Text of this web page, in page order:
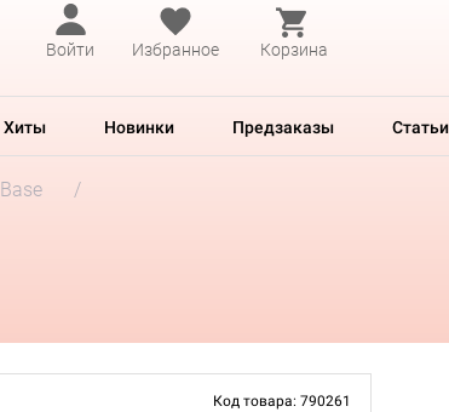
Войти
Избранное Корзина
Хиты Новинки Предзаказы Статьи
Base
Код товара: 790261